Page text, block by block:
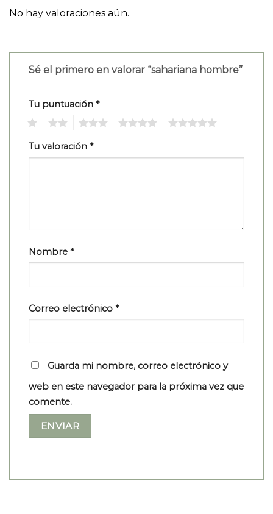
No hay valoraciones aún.
Sé el primero en valorar “sahariana hombre”
Tu puntuación *
Tu valoración *
Nombre *
Correo electrónico *
Guarda mi nombre, correo electrónico y
web en este navegador para la próxima vez que
comente.